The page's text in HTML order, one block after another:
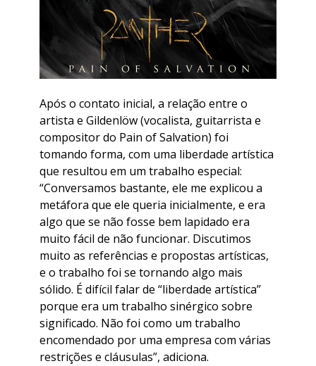
Após o contato inicial, a relação entre o
artista e Gildenlöw (vocalista, guitarrista e
compositor do Pain of Salvation) foi
tomando forma, com uma liberdade artística
que resultou em um trabalho especial:
“Conversamos bastante, ele me explicou a
metáfora que ele queria inicialmente, e era
algo que se não fosse bem lapidado era
muito fácil de não funcionar. Discutimos
muito as referências e propostas artísticas,
e o trabalho foi se tornando algo mais
sólido. É difícil falar de “liberdade artística”
porque era um trabalho sinérgico sobre
significado. Não foi como um trabalho
encomendado por uma empresa com várias
restrições e cláusulas”, adiciona.